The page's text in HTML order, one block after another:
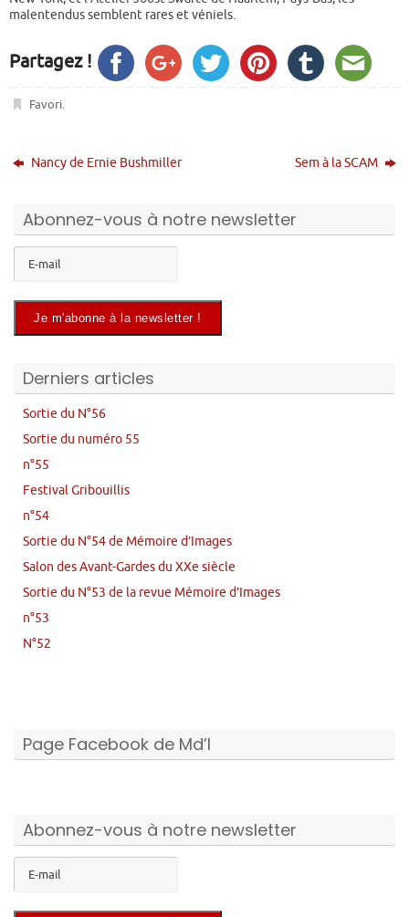
malentendus semblent rares et véniels.
Partagez !
Favori.
Nancy de Ernie Bushmiller Sem à la SCAM
Abonnez-vous à notre newsletter
Derniers articles
Sortie du N°56
Sortie du numéro 55
n°55
Festival Gribouillis
n°54
Sortie du N°54 de Mémoire d’Images
Salon des Avant-Gardes du XXe siècle
Sortie du N°53 de la revue Mémoire d’Images
n°53
N°52
Page Facebook de Md’I
Abonnez-vous à notre newsletter